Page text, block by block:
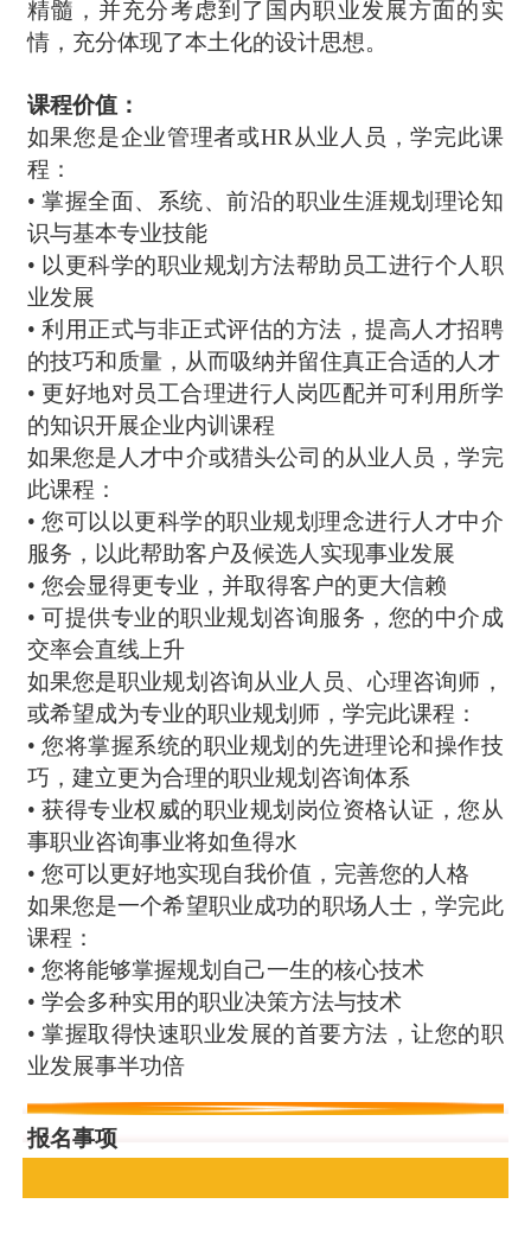
精髓，并充分考虑到了国内职业发展方面的实
情，充分体现了本土化的设计思想。
课程价值：
如果您是企业管理者或HR从业人员，学完此课
程：
• 掌握全面、系统、前沿的职业生涯规划理论知
识与基本专业技能
• 以更科学的职业规划方法帮助员工进行个人职
业发展
• 利用正式与非正式评估的方法，提高人才招聘
的技巧和质量，从而吸纳并留住真正合适的人才
• 更好地对员工合理进行人岗匹配并可利用所学
的知识开展企业内训课程
如果您是人才中介或猎头公司的从业人员，学完
此课程：
• 您可以以更科学的职业规划理念进行人才中介
服务，以此帮助客户及候选人实现事业发展
• 您会显得更专业，并取得客户的更大信赖
• 可提供专业的职业规划咨询服务，您的中介成
交率会直线上升
如果您是职业规划咨询从业人员、心理咨询师，
或希望成为专业的职业规划师，学完此课程：
• 您将掌握系统的职业规划的先进理论和操作技
巧，建立更为合理的职业规划咨询体系
• 获得专业权威的职业规划岗位资格认证，您从
事职业咨询事业将如鱼得水
• 您可以更好地实现自我价值，完善您的人格
如果您是一个希望职业成功的职场人士，学完此
课程：
• 您将能够掌握规划自己一生的核心技术
• 学会多种实用的职业决策方法与技术
• 掌握取得快速职业发展的首要方法，让您的职
业发展事半功倍
报名事项